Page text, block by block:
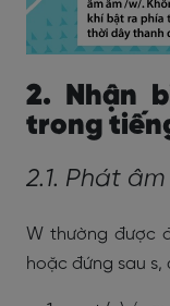
2. Nhận
trong
2.1. Phát
W thường được
hoặc đứng sau s,